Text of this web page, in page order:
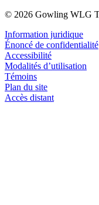
© 2026 Gowling WLG
Information juridique
Énoncé de confidentialité
Accessibilité
Modalités d’utilisation
Témoins
Plan du site
Accès distant